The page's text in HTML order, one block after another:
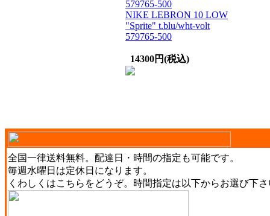
NIKE LEBRON 10 LOW
"Sprite" t.blu/wht-volt
579765-500
14300円(税込)
全国一律送料無料。配達日・時間の指定も可能です。
毎週水曜日は定休日になります。
くわしくはこちら をどうぞ。時間指定は以下からお選び下